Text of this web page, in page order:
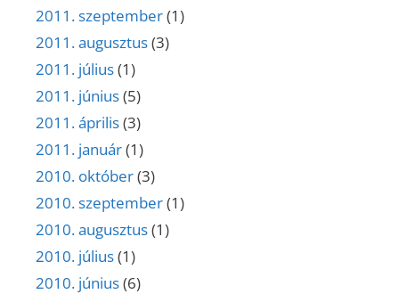
2011. szeptember(1)
2011. augusztus(3)
2011. július(1)
2011. június(5)
2011. április(3)
2011. január(1)
2010. október(3)
2010. szeptember(1)
2010. augusztus(1)
2010. július(1)
2010. június(6)